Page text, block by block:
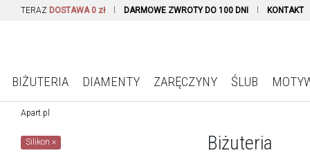
TERAZ DOSTAWA 0 zł DARMOWE ZWROTY DO 100 DNI KONTAKT
BIŻUTERIA DIAMENTY ZARĘCZYNY ŚLUB
Apart.pl
Silikon× Biżuteria